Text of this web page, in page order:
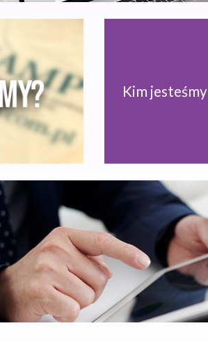
Kim jesteśmy